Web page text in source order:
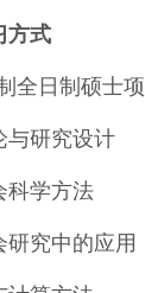
方式
全日制硕士
与研究设计
科学方法
究中的应用